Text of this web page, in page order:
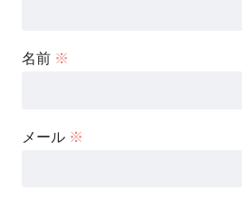
名前 ※
メール ※